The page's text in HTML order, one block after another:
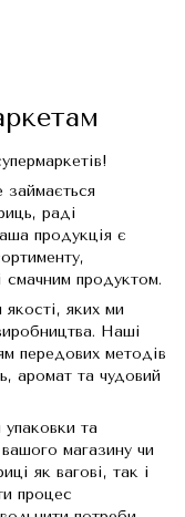
раді
продукція є
смачним продуктом.
яких ми
Наші
передових методів
аромат та чудовий
та
магазину чи
як вагові, так і
процес